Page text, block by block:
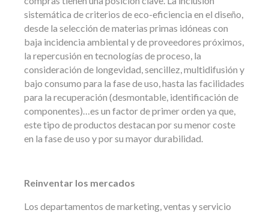
sistemática de criterios de eco-eficiencia en el diseño,
desde la selección de materias primas idóneas con
baja incidencia ambiental y de proveedores próximos,
la repercusión en tecnologías de proceso, la
consideración de longevidad, sencillez, multidifusión y
bajo consumo para la fase de uso, hasta las facilidades
para la recuperación (desmontable, identificación de
componentes)…es un factor de primer orden ya que,
este tipo de productos destacan por su menor coste
en la fase de uso y por su mayor durabilidad.
Reinventar los mercados
Los departamentos de marketing, ventas y servicio